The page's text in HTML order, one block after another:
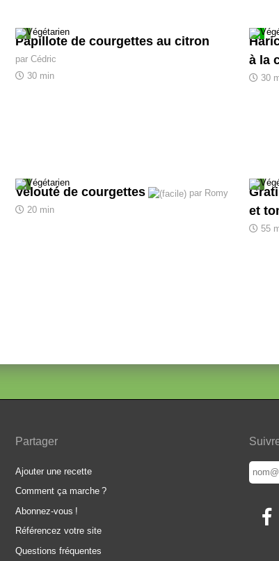
Papillote de courgettes au citron
par Cédric
30 min
à la
30
Velouté de courgettes
par Romy
20 min
et
55
Partager
Ajouter une recette
Comment ça marche ?
Abonnez-vous !
Référencez votre site
Questions fréquentes